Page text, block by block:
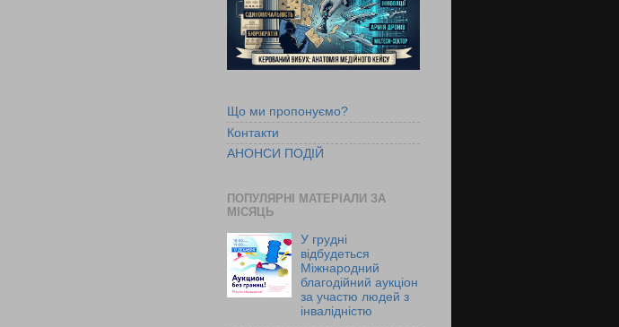
Що ми пропонуємо?
Контакти
АНОНСИ ПОДІЙ
ПОПУЛЯРНІ МАТЕРІАЛИ ЗА
МІСЯЦЬ
У грудні
відбудеться
Міжнародний
благодійний аукціон
за участю людей з
інвалідністю